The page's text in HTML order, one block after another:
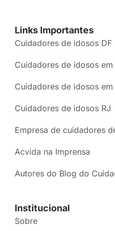
Links Importantes
Cuidadores de idosos DF
Cuidadores de idosos em
Cuidadores de idosos em
Cuidadores de idosos RJ
Empresa de cuidadores
Acvida na Imprensa
Autores do Blog do
Institucional
Sobre